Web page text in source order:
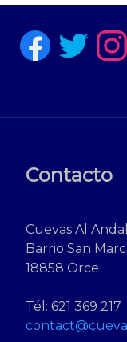
Contacto
Cuevas Al
Barrio San
18858 Orce
Tél: 621 369 217